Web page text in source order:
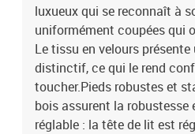
luxueux qui se reconnaît à
uniformément coupées qui
Le tissu en velours
distinctif, ce qui le rend
toucher.Pieds robustes et
bois assurent la
réglable : la tête de lit est